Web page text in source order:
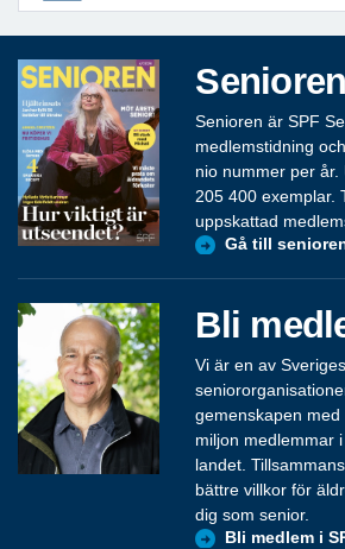
Senioren
Senioren är SPF
medlemstidning
nio nummer per
205 400 exemplar.
uppskattad
Gå till
Bli
Vi är en av
gemenskapen
miljon medlemmar
landet.
bättre villkor för
dig som senior.
Bli medlem i